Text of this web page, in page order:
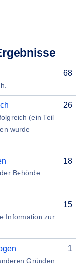
68
(ein Teil
wurde
26
Behörde
18
Information zur
15
Gründen
1